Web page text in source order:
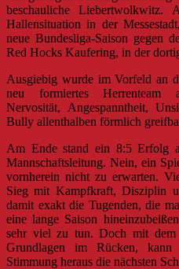
beschauliche Liebertwolkwitz.
Hallensituation in der
neue Bundesliga-Saison gegen
Red Hocks Kaufering, in der
Ausgiebig wurde im Vorfeld an
neu formiertes Herrenteam
Nervosität, Angespanntheit,
Bully allenthalben förmlich
Am Ende stand ein 8:5 Erfolg
Mannschaftsleitung. Nein, ein
vornherein nicht zu erwarten.
Sieg mit Kampfkraft, Disziplin
damit exakt die Tugenden, die
eine lange Saison
sehr viel zu tun. Doch mit dem
Grundlagen im Rücken,
Stimmung heraus die nächsten